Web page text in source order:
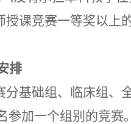
授课竞赛一等奖以上
排
分基础组、临床组、
加一个组别的竞赛。